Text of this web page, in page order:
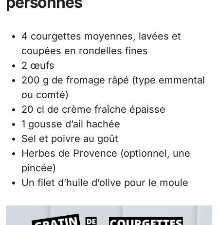
4 courgettes moyennes, lavées et
coupées en rondelles fines
2 œufs
200 g de fromage râpé (type emmental
ou comté)
20 cl de crème fraîche épaisse
1 gousse d’ail hachée
Sel et poivre au goût
Herbes de Provence (optionnel, une
pincée)
Un filet d’huile d’olive pour le moule